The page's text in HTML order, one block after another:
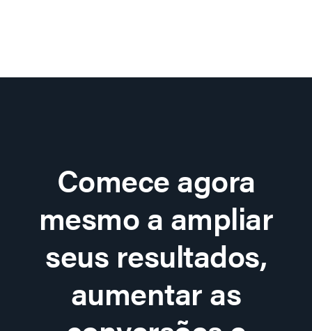
Comece agora
mesmo a ampliar
seus resultados,
aumentar as